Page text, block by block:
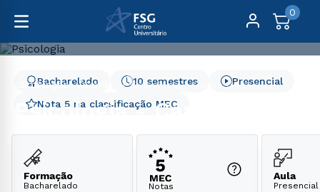
0
Graduação Saúde Psicologia - Caxias do Sul
Psicologia - Caxias do Sul
Nota 5 na classificação MEC
10 semestres
Bacharelado Presencial
Formação
Bacharelado Notas
Aula
Presencial